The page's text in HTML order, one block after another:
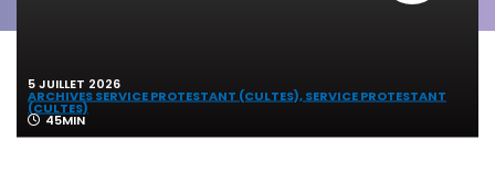
5 JUILLET 2026
ARCHIVES SERVICE PROTESTANT (CULTES),SERVICE PROTESTANT
(CULTES)
45MIN